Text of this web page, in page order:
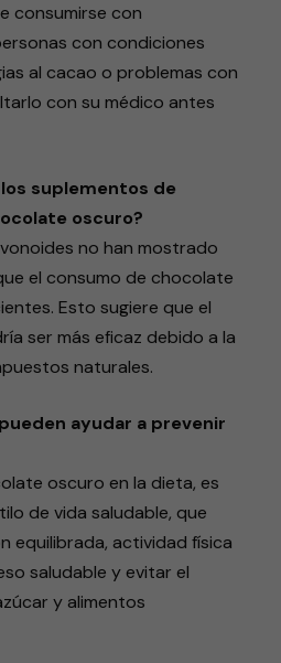
consumirse con
con condiciones
al cacao o problemas con
con su médico antes
suplementos de
oscuro?
no han mostrado
el consumo de chocolate
Esto sugiere que el
ser más eficaz debido a la
naturales.
ayudar a prevenir
oscuro en la dieta, es
de vida saludable, que
equilibrada, actividad física
saludable y evitar el
y alimentos